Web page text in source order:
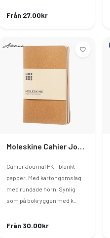
Från 27.00kr
Moleskine Cahier Journal PK – Blankt Papper
Cahier Journal PK – blankt
papper. Med kartongomslag
med rundade hörn. Synlig
söm på bokryggen med k..
Från 30.00kr